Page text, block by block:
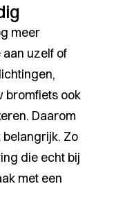
meer
uzelf of
bromfiets ook
Daarom
Zo
die echt bij
met een